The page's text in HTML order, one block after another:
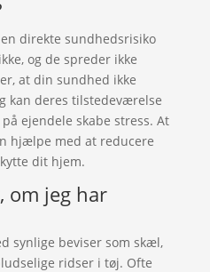
direkte sundhedsrisiko
og de spreder ikke
at din sundhed ikke
kan deres tilstedeværelse
ejendele skabe stress. At
hjælpe med at reducere
dit hjem.
om jeg har
synlige beviser som skæl,
ridser i tøj. Ofte